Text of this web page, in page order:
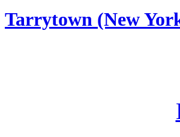
Tarrytown (New